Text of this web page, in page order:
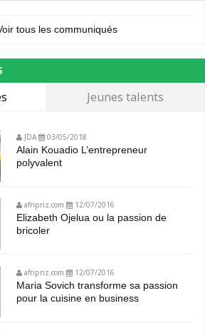
tous les communiqués
Jeunes talents
JDA 03/05/2018
Alain Kouadio L’entrepreneur
polyvalent
afripriz.com 12/07/2016
Elizabeth Ojelua ou la passion de
bricoler
afripriz.com 12/07/2016
Maria Sovich transforme sa passion
pour la cuisine en business